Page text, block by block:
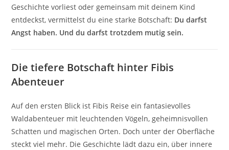
Geschichte vorliest oder gemeinsam mit deinem Kind
entdeckst, vermittelst du eine starke Botschaft: Du darfst
Angst haben. Und du darfst trotzdem mutig sein.
Die tiefere Botschaft hinter Fibis
Abenteuer
Auf den ersten Blick ist Fibis Reise ein fantasievolles
Waldabenteuer mit leuchtenden Vögeln, geheimnisvollen
Schatten und magischen Orten. Doch unter der Oberfläche
steckt viel mehr. Die Geschichte lädt dazu ein, über innere